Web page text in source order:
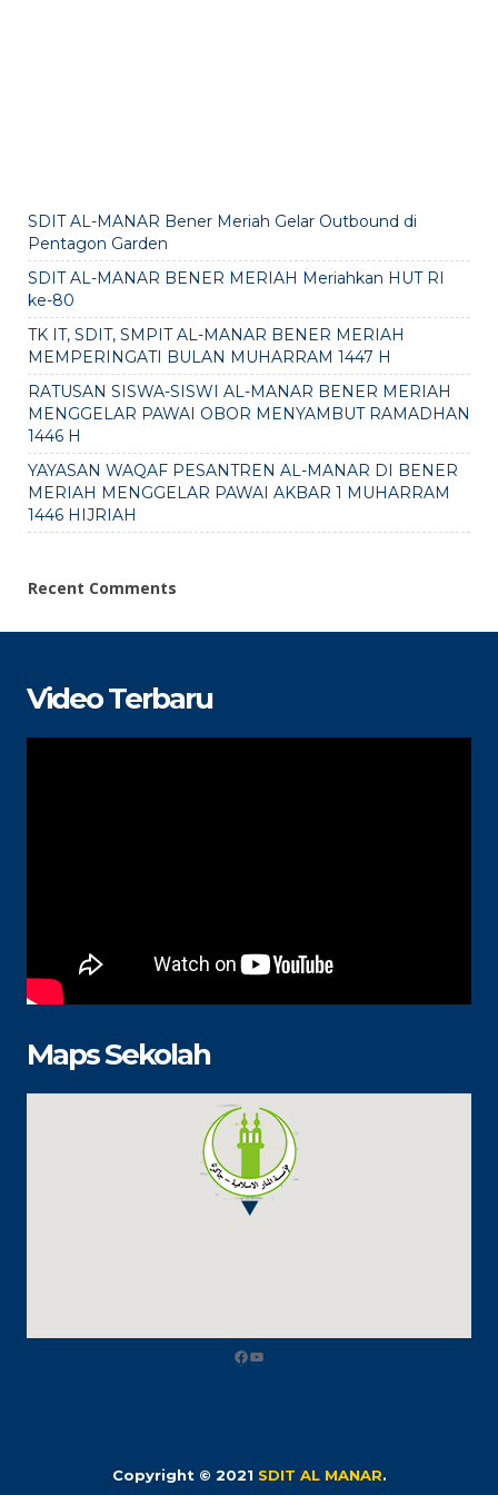
SDIT AL-MANAR Bener Meriah Gelar Outbound di
Pentagon Garden
SDIT AL-MANAR BENER MERIAH Meriahkan HUT RI
ke-80
TK IT, SDIT, SMPIT AL-MANAR BENER MERIAH
MEMPERINGATI BULAN MUHARRAM 1447 H
RATUSAN SISWA-SISWI AL-MANAR BENER MERIAH
MENGGELAR PAWAI OBOR MENYAMBUT RAMADHAN
1446 H
YAYASAN WAQAF PESANTREN AL-MANAR DI BENER
MERIAH MENGGELAR PAWAI AKBAR 1 MUHARRAM
1446 HIJRIAH
Recent Comments
Video Terbaru
Maps Sekolah
Facebook
YouTube
Copyright © 2021 SDIT AL MANAR.